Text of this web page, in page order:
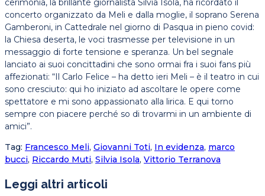
cerimonia, la brillante giornalista Silvia Isola, ha ricordato il
concerto organizzato da Meli e dalla moglie, il soprano Serena
Gamberoni, in Cattedrale nel giorno di Pasqua in pieno covid:
la Chiesa deserta, le voci trasmesse per televisione in un
messaggio di forte tensione e speranza. Un bel segnale
lanciato ai suoi concittadini che sono ormai fra i suoi fans più
affezionati: “Il Carlo Felice – ha detto ieri Meli – è il teatro in cui
sono cresciuto: qui ho iniziato ad ascoltare le opere come
spettatore e mi sono appassionato alla lirica. E qui torno
sempre con piacere perché so di trovarmi in un ambiente di
amici”.
Tag: Francesco Meli, Giovanni Toti, In evidenza, marco
bucci, Riccardo Muti, Silvia Isola, Vittorio Terranova
Leggi altri articoli